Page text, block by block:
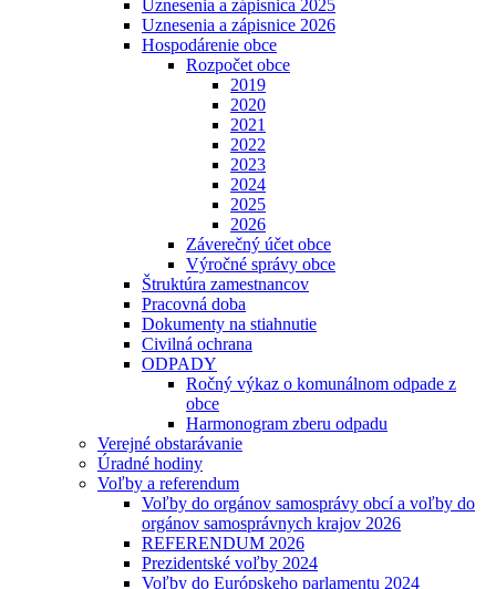
Uznesenia a zápisnica 2025
Uznesenia a zápisnice 2026
Hospodárenie obce
Rozpočet obce
2019
2020
2021
2022
2023
2024
2025
2026
Záverečný účet obce
Výročné správy obce
Štruktúra zamestnancov
Pracovná doba
Dokumenty na stiahnutie
Civilná ochrana
ODPADY
Ročný výkaz o komunálnom odpade z
obce
Harmonogram zberu odpadu
Verejné obstarávanie
Úradné hodiny
Voľby a referendum
Voľby do orgánov samosprávy obcí a voľby do
orgánov samosprávnych krajov 2026
REFERENDUM 2026
Prezidentské voľby 2024
Voľby do Európskeho parlamentu 2024